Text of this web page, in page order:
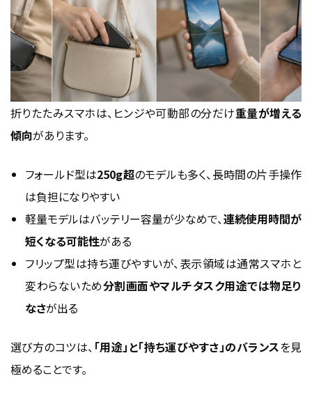
折りたたみスマホは、ヒンジや可動部の分だけ重量が増える
傾向があります。
フォールド型は250g超のモデルも多く、長時間の片手操作
は負担になりやすい
軽量モデルはバッテリー容量が少なめで、連続使用時間が
短くなる可能性がある
フリップ型は持ち運びやすいが、表示領域は通常スマホと
変わらないため分割画面やマルチタスク用途では物足り
なさが出る
選び方のコツは、 「用途」と「持ち運びやすさ」のバランスを見
極めることです。